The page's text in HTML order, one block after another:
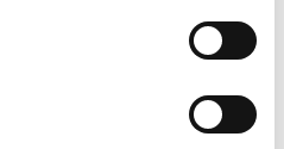
monitoraggio risultino